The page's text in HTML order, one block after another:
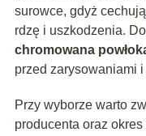
surowce, gdyż
rdzę i uszkodzenia.
chromowana
przed zarysowaniami i
Przy wyborze warto
producenta oraz